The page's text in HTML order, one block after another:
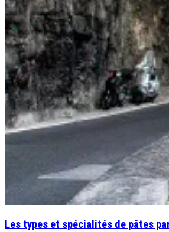
Les types et spécialités de pâtes